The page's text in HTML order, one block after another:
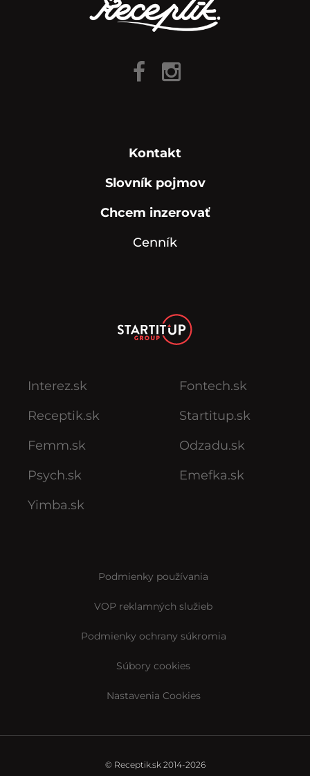
Kontakt
Slovník pojmov
Chcem inzerovať
Cenník
Interez.sk
Receptik.sk
Femm.sk
Psych.sk
Yimba.sk
Fontech.sk
Startitup.sk
Odzadu.sk
Emefka.sk
Podmienky používania
VOP reklamných služieb
Podmienky ochrany súkromia
Súbory cookies
Nastavenia Cookies
© Receptik.sk 2014-2026